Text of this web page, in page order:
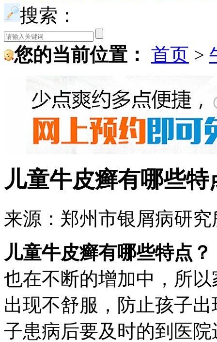
搜索：
您的当前位置： 首页 >
儿童牛皮癣有哪些特
来源：郑州市银屑病研
儿童牛皮癣有哪些特点？
也在不断的增加中，所
出现不舒服，防止孩子
子患病后要及时的到医